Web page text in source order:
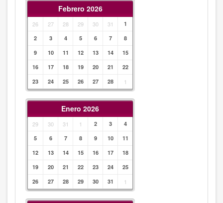
Febrero 2026
26 27 28 29 30 31
1
2
3 4 5 6 7
8
9
10 11 12 13 14
15
16
17 18 19 20 21
22
23
24 25 26 27 28 1
Enero 2026
29 30 31 1 2 3
4
5
6 7 8 9 10
11
12
13 14 15 16 17
18
19
20 21 22 23 24
25
26
27 28 29 30 31 1